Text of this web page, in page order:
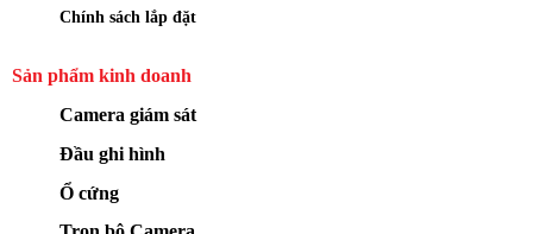
Chính sách lắp đặt
Sản phẩm kinh doanh
Camera giám sát
Đầu ghi hình
Ổ cứng